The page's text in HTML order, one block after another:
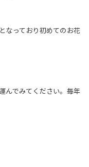
なっており初めてのお花
んでみてください。毎年